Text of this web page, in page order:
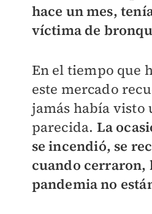
hace un mes,
víctima de
En el tiempo que
este mercado
jamás había visto
parecida. La
se incendió, se
cuando cerraron,
pandemia no